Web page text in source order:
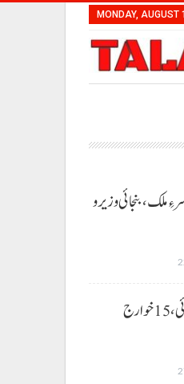
MONDAY, AUGUST
ءِ ملک،بنجائی وزیر و
بلوچستان، دہشت گرد آتا برخلاف کارروائی، 15خوارج